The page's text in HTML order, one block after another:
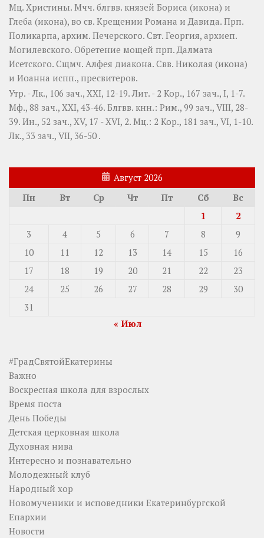
Мц. Христины. Мчч. блгвв. князей Бориса (икона) и
Глеба (икона), во св. Крещении Романа и Давида. Прп.
Поликарпа, архим. Печерского. Свт. Георгия, архиеп.
Могилевского. Обретение мощей прп. Далмата
Исетского. Сщмч. Алфея диакона. Свв. Николая (икона)
и Иоанна испп., пресвитеров.
Утр. -Лк., 106 зач., XXI, 12-19.Лит. - 2 Кор., 167 зач., I, 1-7.
Мф., 88 зач., XXI, 43-46. Блгвв. кнн.: Рим., 99 зач., VIII, 28-
39. Ин., 52 зач., XV, 17 - XVI, 2. Мц.: 2 Кор., 181 зач., VI, 1-10.
Лк., 33 зач., VII, 36-50 .
Август 2026
Пн
Вт Ср Чт Пт Сб
Вс
1
2
3
4 5 6 7 8
9
10
11 12 13 14 15
16
17
18 19 20 21 22
23
24
25 26 27 28 29
30
31
« Июл
#ГрадСвятойЕкатерины
Важно
Воскресная школа для взрослых
Время поста
День Победы
Детская церковная школа
Духовная нива
Интересно и познавательно
Молодежный клуб
Народный хор
Новомученики и исповедники Екатеринбургской
Епархии
Новости